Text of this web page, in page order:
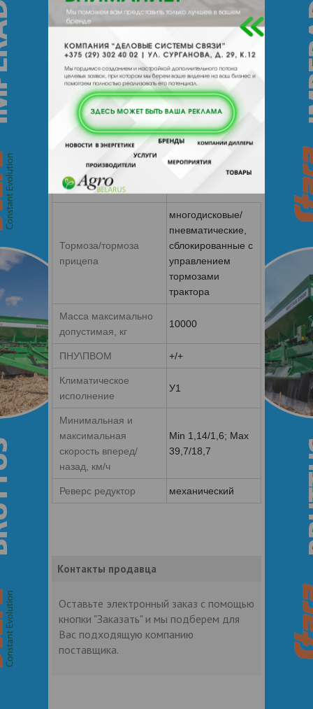
Тип
Колесная формула 4К4
передние
задние 580/70R42
Прочие характеристики
Тормоза/тормоза
прицепа
многодисковые/
пневматические,
сблокированные с
управлением
тормозами
трактора
Масса максимально
допустимая, кг
10000
ПНУ\ПВОМ +/+
Климатическое
исполнение
У1
Минимальная и
максимальная
скорость вперед/
назад, км/ч
Min 1,14/1,6; Max
39,7/18,7
Реверс редуктор механический
Контакты продавца
Оставьте электронный заказ с помощью
кнопки "Заказать" и мы подберем для
Вас подходящую компанию
поставщика.